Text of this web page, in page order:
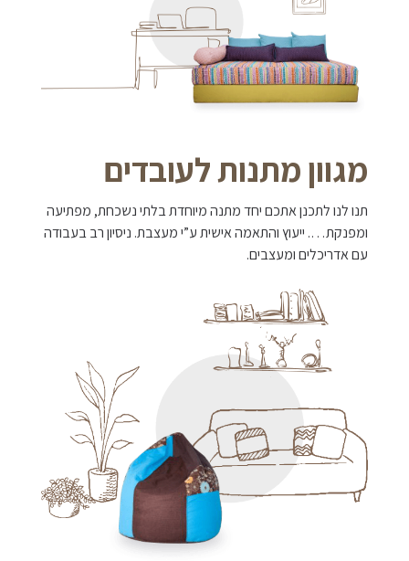
מגוון מתנות לעובדים
תנו לנו לתכנן אתכם יחד מתנה מיוחדת בלתי נשכחת, מפתיעה
ומפנקת…. ייעוץ והתאמה אישית ע”י מעצבת. ניסיון רב בעבודה
עם אדריכלים ומעצבים.